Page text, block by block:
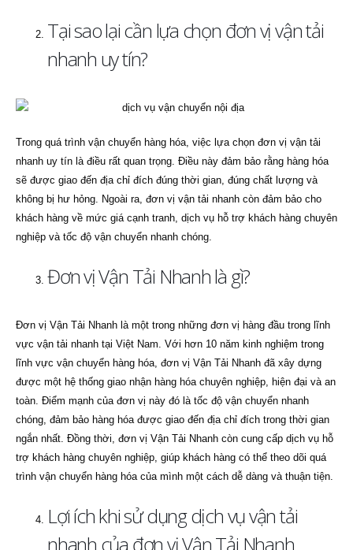
Tại sao lại cần lựa chọn đơn vị vận tải
nhanh uy tín?
Trong quá trình vận chuyển hàng hóa, việc lựa chọn đơn vị vận tải
nhanh uy tín là điều rất quan trọng. Điều này đảm bảo rằng hàng hóa
sẽ được giao đến địa chỉ đích đúng thời gian, đúng chất lượng và
không bị hư hỏng. Ngoài ra, đơn vị vận tải nhanh còn đảm bảo cho
khách hàng về mức giá cạnh tranh, dịch vụ hỗ trợ khách hàng chuyên
nghiệp và tốc độ vận chuyển nhanh chóng.
Đơn vị Vận Tải Nhanh là gì?
Đơn vị Vận Tải Nhanh là một trong những đơn vị hàng đầu trong lĩnh
vực vận tải nhanh tại Việt Nam. Với hơn 10 năm kinh nghiệm trong
lĩnh vực vận chuyển hàng hóa, đơn vị Vận Tải Nhanh đã xây dựng
được một hệ thống giao nhận hàng hóa chuyên nghiệp, hiện đại và an
toàn. Điểm mạnh của đơn vị này đó là tốc độ vận chuyển nhanh
chóng, đảm bảo hàng hóa được giao đến địa chỉ đích trong thời gian
ngắn nhất. Đồng thời, đơn vị Vận Tải Nhanh còn cung cấp dịch vụ hỗ
trợ khách hàng chuyên nghiệp, giúp khách hàng có thể theo dõi quá
trình vận chuyển hàng hóa của mình một cách dễ dàng và thuận tiện.
Lợi ích khi sử dụng dịch vụ vận tải
nhanh của đơn vị Vận Tải Nhanh